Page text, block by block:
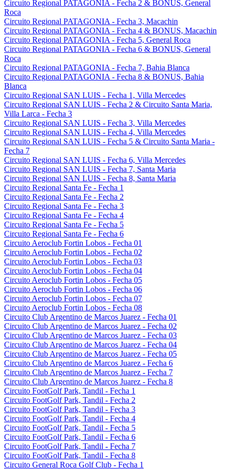
Circuito Regional PATAGONIA - Fecha 2 & BONUS, General
Roca
Circuito Regional PATAGONIA - Fecha 3, Macachin
Circuito Regional PATAGONIA - Fecha 4 & BONUS, Macachin
Circuito Regional PATAGONIA - Fecha 5, General Roca
Circuito Regional PATAGONIA - Fecha 6 & BONUS, General
Roca
Circuito Regional PATAGONIA - Fecha 7, Bahia Blanca
Circuito Regional PATAGONIA - Fecha 8 & BONUS, Bahia
Blanca
Circuito Regional SAN LUIS - Fecha 1, Villa Mercedes
Circuito Regional SAN LUIS - Fecha 2 & Circuito Santa Maria,
Villa Larca - Fecha 3
Circuito Regional SAN LUIS - Fecha 3, Villa Mercedes
Circuito Regional SAN LUIS - Fecha 4, Villa Mercedes
Circuito Regional SAN LUIS - Fecha 5 & Circuito Santa Maria -
Fecha 7
Circuito Regional SAN LUIS - Fecha 6, Villa Mercedes
Circuito Regional SAN LUIS - Fecha 7, Santa Maria
Circuito Regional SAN LUIS - Fecha 8, Santa Maria
Circuito Regional Santa Fe - Fecha 1
Circuito Regional Santa Fe - Fecha 2
Circuito Regional Santa Fe - Fecha 3
Circuito Regional Santa Fe - Fecha 4
Circuito Regional Santa Fe - Fecha 5
Circuito Regional Santa Fe - Fecha 6
Circuito Aeroclub Fortin Lobos - Fecha 01
Circuito Aeroclub Fortin Lobos - Fecha 02
Circuito Aeroclub Fortin Lobos - Fecha 03
Circuito Aeroclub Fortin Lobos - Fecha 04
Circuito Aeroclub Fortin Lobos - Fecha 05
Circuito Aeroclub Fortin Lobos - Fecha 06
Circuito Aeroclub Fortin Lobos - Fecha 07
Circuito Aeroclub Fortin Lobos - Fecha 08
Circuito Club Argentino de Marcos Juarez - Fecha 01
Circuito Club Argentino de Marcos Juarez - Fecha 02
Circuito Club Argentino de Marcos Juarez - Fecha 03
Circuito Club Argentino de Marcos Juarez - Fecha 04
Circuito Club Argentino de Marcos Juarez - Fecha 05
Circuito Club Argentino de Marcos Juarez - Fecha 6
Circuito Club Argentino de Marcos Juarez - Fecha 7
Circuito Club Argentino de Marcos Juarez - Fecha 8
Circuito FootGolf Park, Tandil - Fecha 1
Circuito FootGolf Park, Tandil - Fecha 2
Circuito FootGolf Park, Tandil - Fecha 3
Circuito FootGolf Park, Tandil - Fecha 4
Circuito FootGolf Park, Tandil - Fecha 5
Circuito FootGolf Park, Tandil - Fecha 6
Circuito FootGolf Park, Tandil - Fecha 7
Circuito FootGolf Park, Tandil - Fecha 8
Circuito General Roca Golf Club - Fecha 1